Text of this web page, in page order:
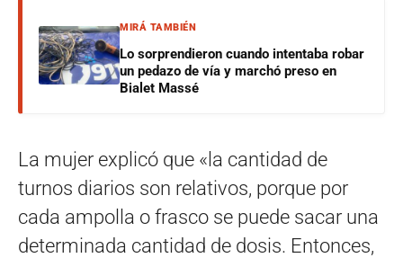
MIRÁ TAMBIÉN
Lo sorprendieron cuando intentaba robar
un pedazo de vía y marchó preso en
Bialet Massé
La mujer explicó que «la cantidad de
turnos diarios son relativos, porque por
cada ampolla o frasco se puede sacar una
determinada cantidad de dosis. Entonces,